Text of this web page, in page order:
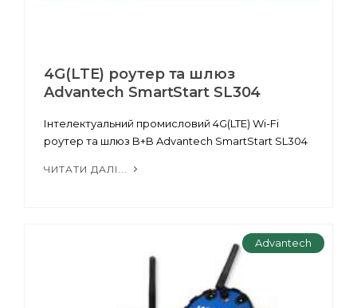
4G(LTE) роутер та шлюз
Advantech SmartStart SL304
Інтелектуальний промисловий 4G(LTE) Wi-Fi
роутер та шлюз B+B Advantech SmartStart SL304
ЧИТАТИ ДАЛІ...
Advantech